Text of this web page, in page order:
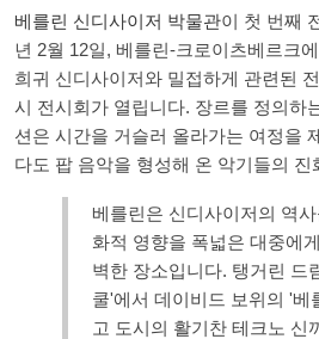
베를린 신디사이저 박물관이 첫 번째
년 2월 12일, 베를린-크로이츠베르크
희귀 신디사이저와 밀접하게 관련된
시 전시회가 열립니다. 장르를 정의하
션은 시간을 거슬러 올라가는 여정을
다도 팝 음악을 형성해 온 악기들의 진
베를린은 신디사이저의 역
화적 영향을 폭넓은 대중에
벽한 장소입니다. 탱거린 드
쿨'에서 데이비드 보위의 '베
고 도시의 활기찬 테크노 신